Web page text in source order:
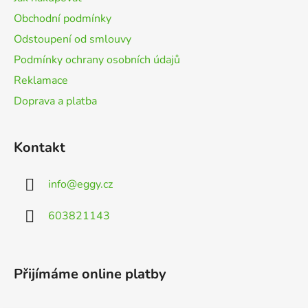
p
Obchodní podmínky
Odstoupení od smlouvy
Podmínky ochrany osobních údajů
Reklamace
Doprava a platba
Kontakt
info@eggy.cz
603821143
Přijímáme online platby